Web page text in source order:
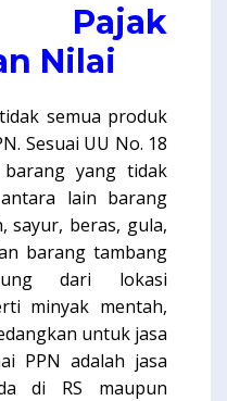
Nilai
semua produk
Sesuai UU No. 18
yang tidak
lain barang
sayur, beras, gula,
barang tambang
dari lokasi
minyak mentah,
untuk jasa
PPN adalah jasa
di RS maupun